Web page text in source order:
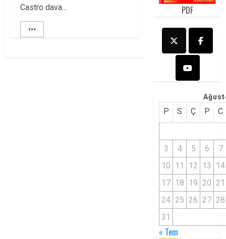
Castro dava...
>>>
PDF
P S Ç P C
3 4 5 6
7
10 11 12 13
14
17 18 19 20 21
24 25 26 27 28
31
« Tem